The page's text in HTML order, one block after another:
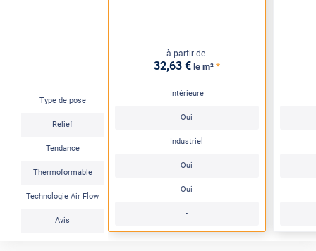
Type de pose
Relief
Tendance
Thermoformable
Technologie Air Flow
Avis
à partir de
32,63 € le m² *
Intérieure
Oui
Industriel
Oui
Oui
-